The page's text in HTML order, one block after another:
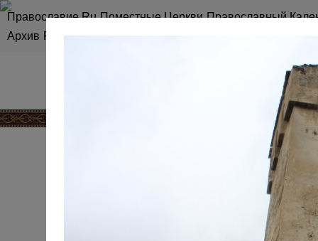
Православие.Ru Поместные Церкви Православный
Архив RSS Карта сайта
КАВКАЗ, О